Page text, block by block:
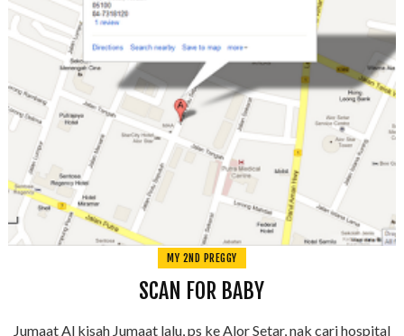
MY 2ND PREGGY
SCAN FOR BABY
Jumaat Al kisah Jumaat lalu, ps ke Alor Setar, nak cari hospital